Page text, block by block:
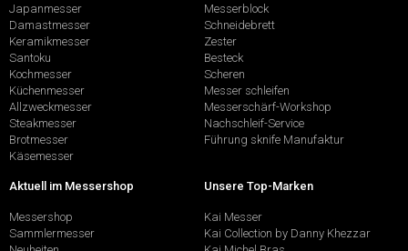
Japanmesser
Damastmesser
Keramikmesser
Santoku
Kochmesser
Küchenmesser
Allzweckmesser
Steakmesser
Brotmesser
Käsemesser
Messerblock
Schneidebrett
Zester
Besteck
Scheren
Messer schleifen
Messerschärf-Workshop
Nachschleif-Service
Führung sknife Manufaktur
Aktuell im Messershop
Messershop
Sammlermesser
Unsere Top-Marken
Kai Messer
Kai Collection by Danny Khezzar